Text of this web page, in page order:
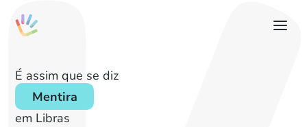
É assim que se diz
Mentira
em Libras